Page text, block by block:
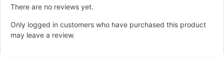
There are no reviews yet.
Only logged in customers who have purchased this product
may leave a review.